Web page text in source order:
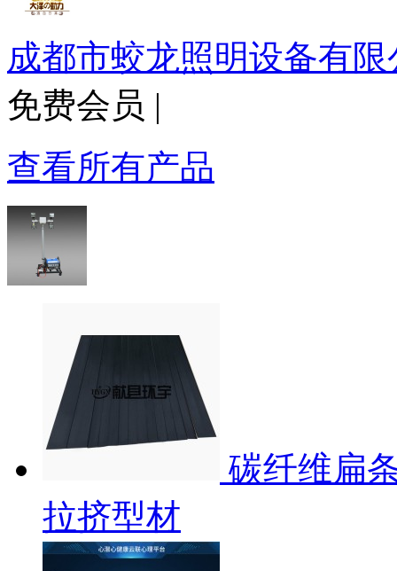
成都市蛟龙照明设备有限
免费会员 |
查看所有产品
碳纤维扁
拉挤型材